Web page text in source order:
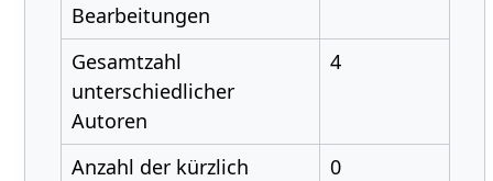
Bearbeitungen
Gesamtzahl
unterschiedlicher
Autoren
4
Anzahl der kürzlich
0